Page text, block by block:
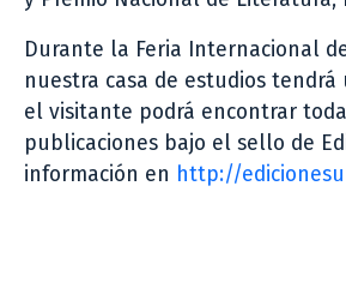
Durante la Feria Internacional
nuestra casa de estudios
el visitante podrá encontrar
publicaciones bajo el sello de
información en http://